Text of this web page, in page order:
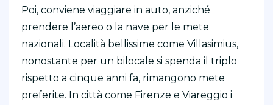
Poi, conviene viaggiare in auto, anziché
prendere l’aereo o la nave per le mete
nazionali. Località bellissime come Villasimius,
nonostante per un bilocale si spenda il triplo
rispetto a cinque anni fa, rimangono mete
preferite. In città come Firenze e Viareggio i